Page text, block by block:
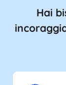
Hai